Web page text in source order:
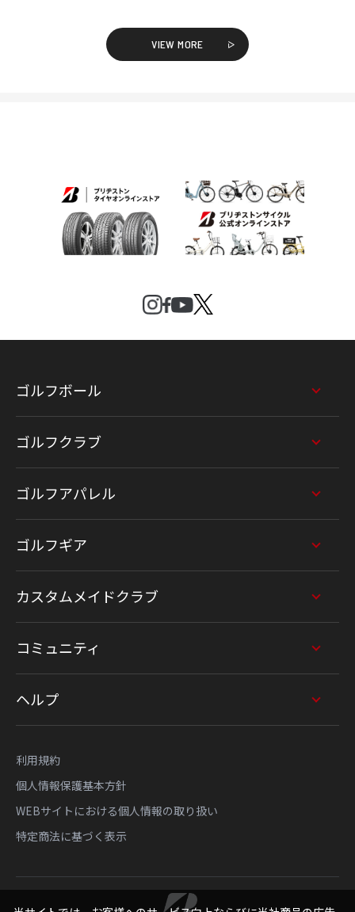
VIEW MORE
ゴルフボール
ゴルフクラブ
ゴルフアパレル
ゴルフギア
カスタムメイドクラブ
コミュニティ
ヘルプ
利用規約
個人情報保護基本方針
WEBサイトにおける個人情報の取り扱い
特定商法に基づく表示